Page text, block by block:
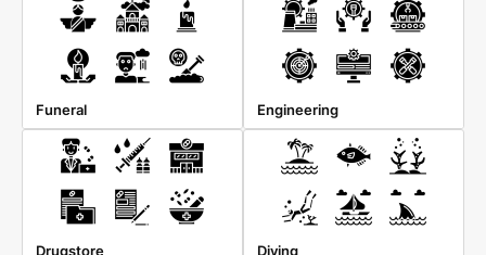
Funeral Engineering
Drugstore Diving